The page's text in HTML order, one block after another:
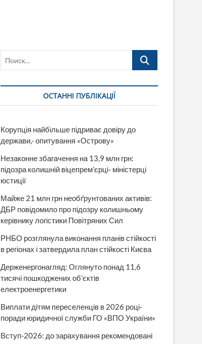
Поиск…
ОСТАННІ ПУБЛІКАЦІЇ
Корупція найбільше підриває довіру до
держави,- опитування «Острову»
Незаконне збагачення на 13,9 млн грн:
підозра колишній віцепрем’єрці- міністерці
юстиції
Майже 21 млн грн необґрунтованих активів:
ДБР повідомило про підозру колишньому
керівнику логістики Повітряних Сил
РНБО розглянула виконання планів стійкості
в регіонах і затвердила план стійкості Києва
Держенергонагляд: Оглянуто понад 11,6
тисячі пошкоджених об’єктів
електроенергетики
Виплати дітям переселенців в 2026 році-
поради юридичної служби ГО «ВПО України»
Вступ-2026: до зарахування рекомендовані